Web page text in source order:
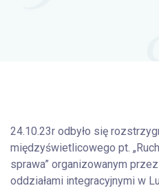
24.10.23r odbyło się
międzyświetlicowego pt.
sprawa” organizowanym
oddziałami integracyjnymi w